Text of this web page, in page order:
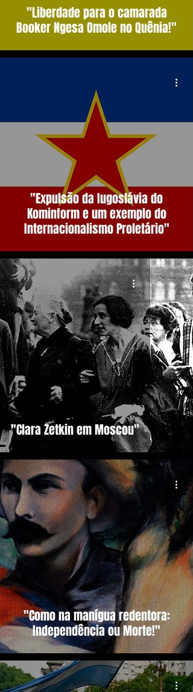
"Liberdade para o camarada
Booker Ngesa Omole no Quênia!"
"Expulsão da Iugoslávia do
Kominform e um exemplo do
Internacionalismo Proletário"
"Clara Zetkin em Moscou"
"Como na manígua redentora:
Independência ou Morte!"